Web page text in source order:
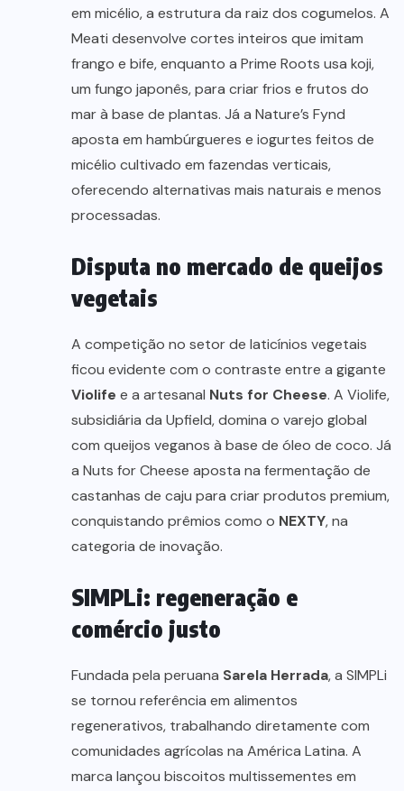
em micélio, a estrutura da raiz dos cogumelos. A
Meati desenvolve cortes inteiros que imitam
frango e bife, enquanto a Prime Roots usa koji,
um fungo japonês, para criar frios e frutos do
mar à base de plantas. Já a Nature’s Fynd
aposta em hambúrgueres e iogurtes feitos de
micélio cultivado em fazendas verticais,
oferecendo alternativas mais naturais e menos
processadas.
Disputa no mercado de queijos
vegetais
A competição no setor de laticínios vegetais
ficou evidente com o contraste entre a gigante
Violife e a artesanal Nuts for Cheese. A Violife,
subsidiária da Upfield, domina o varejo global
com queijos veganos à base de óleo de coco. Já
a Nuts for Cheese aposta na fermentação de
castanhas de caju para criar produtos premium,
conquistando prêmios como o NEXTY, na
categoria de inovação.
SIMPLi: regeneração e
comércio justo
Fundada pela peruana Sarela Herrada, a SIMPLi
se tornou referência em alimentos
regenerativos, trabalhando diretamente com
comunidades agrícolas na América Latina. A
marca lançou biscoitos multissementes em